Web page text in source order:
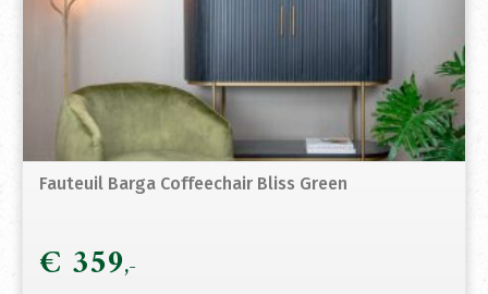
Fauteuil Barga Coffeechair Bliss Green
€ 359